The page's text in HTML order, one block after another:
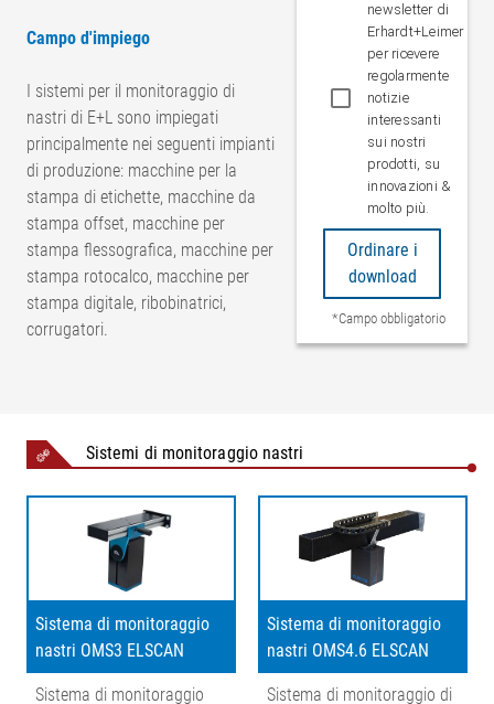
Campo d'impiego
I sistemi per il monitoraggio di
nastri di E+L sono impiegati
principalmente nei seguenti impianti
di produzione: macchine per la
stampa di etichette, macchine da
stampa offset, macchine per
stampa flessografica, macchine per
stampa rotocalco, macchine per
stampa digitale, ribobinatrici,
corrugatori.
newsletter di
Erhardt+Leimer
per ricevere
regolarmente
notizie
interessanti
sui nostri
prodotti, su
innovazioni &
molto più.
*Campo obbligatorio
Ordinare i
download
Sistemi di monitoraggio nastri
Sistema di monitoraggio
nastri OMS3 ELSCAN
Sistema di monitoraggio
Sistema di monitoraggio
nastri OMS4.6 ELSCAN
Sistema di monitoraggio di